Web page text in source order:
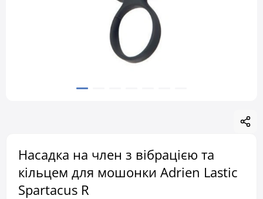
Насадка на член з вібрацією та
кільцем для мошонки Adrien Lastic
Spartacus R